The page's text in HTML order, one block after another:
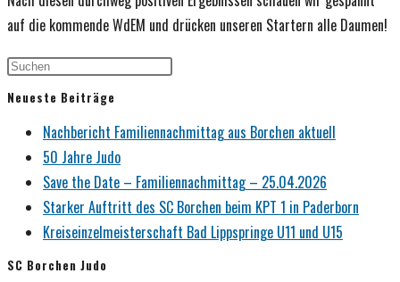
auf die kommende WdEM und drücken unseren Startern alle Daumen!
Neueste Beiträge
Nachbericht Familiennachmittag aus Borchen aktuell
50 Jahre Judo
Save the Date – Familiennachmittag – 25.04.2026
Starker Auftritt des SC Borchen beim KPT 1 in Paderborn
Kreiseinzelmeisterschaft Bad Lippspringe U11 und U15
SC Borchen Judo